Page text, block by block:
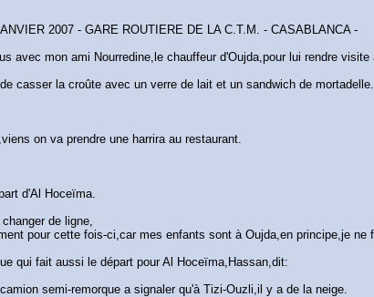
2007 - GARE ROUTIERE DE LA C.T.M. - CASABLANCA -
avec mon ami Nourredine,le chauffeur d'Oujda,pour lui rendre
casser la croûte avec un verre de lait et un sandwich de mortadelle.
on va prendre une harrira au restaurant.
d'Al Hoceïma.
de ligne,
pour cette fois-ci,car mes enfants sont à Oujda,en principe,je
qui fait aussi le départ pour Al Hoceïma,Hassan,dit:
semi-remorque a signaler qu'à Tizi-Ouzli,il y a de la neige.